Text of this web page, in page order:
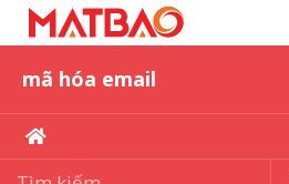
mã hóa email